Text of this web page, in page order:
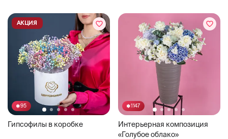
95
Гипсофилы в коробке
АКЦИЯ
1147
Интерьерная композиция
«Голубое облако»